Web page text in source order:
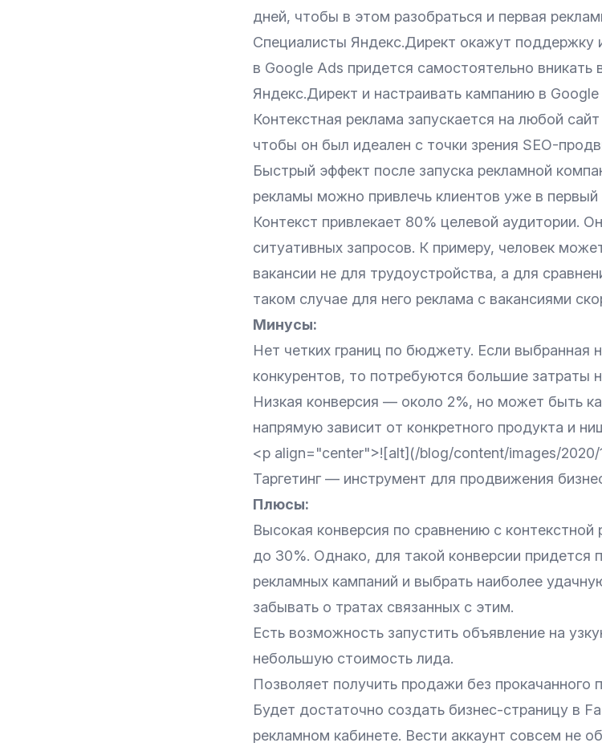
дней, чтобы в этом разобраться и первая
Специалисты Яндекс.Директ окажут поддержку
в Google Ads придется самостоятельно вникать
Яндекс.Директ и настраивать кампанию в
Контекстная реклама запускается на любой
чтобы он был идеален с точки зрения SEO-
Быстрый эффект после запуска рекламной
рекламы можно привлечь клиентов уже в первый
Контекст привлекает 80% целевой аудитории.
ситуативных запросов. К примеру, человек
вакансии не для трудоустройства, а для
таком случае для него реклама с вакансиями
Минусы:
Нет четких границ по бюджету. Если выбранная
конкурентов, то потребуются большие затраты
Низкая конверсия — около 2%, но может быть
напрямую зависит от конкретного продукта и
<p align="center">![alt](/blog/content/images/2020/
Таргетинг — инструмент для продвижения
Плюсы:
Высокая конверсия по сравнению с
до 30%. Однако, для такой конверсии придется
рекламных кампаний и выбрать наиболее
забывать о тратах связанных с этим.
Есть возможность запустить объявление на
небольшую стоимость лида.
Позволяет получить продажи без прокачанного
Будет достаточно создать бизнес-страницу в
рекламном кабинете. Вести аккаунт совсем не